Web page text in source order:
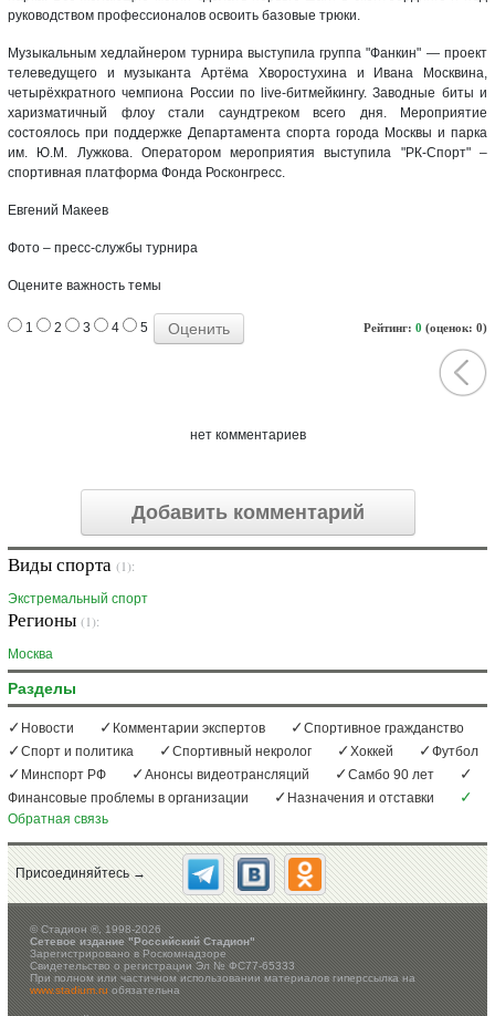
руководством профессионалов освоить базовые трюки.
Музыкальным хедлайнером турнира выступила группа "Фанкин" — проект
телеведущего и музыканта Артёма Хворостухина и Ивана Москвина,
четырёхкратного чемпиона России по live-битмейкингу. Заводные биты и
харизматичный флоу стали саундтреком всего дня. Мероприятие
состоялось при поддержке Департамента спорта города Москвы и парка
им. Ю.М. Лужкова. Оператором мероприятия выступила "РК-Спорт" –
спортивная платформа Фонда Росконгресс.
Евгений Макеев
Фото – пресс-службы турнира
Оцените важность темы
Рейтинг: 0 (оценок: 0)
1 2 3 4 5
нет комментариев
Добавить комментарий
Виды спорта (1):
Экстремальный спорт
Регионы (1):
Москва
Разделы
Новости Комментарии экспертов
Спортивное гражданство
Спорт и политика
Спортивный некролог Хоккей
Футбол
Минспорт РФ
Анонсы видеотрансляций
Самбо 90 лет
Финансовые проблемы в организации
Назначения и отставки
Обратная связь
Присоединяйтесь →
©Стадион ®, 1998-2026
Сетевое издание "Российский Стадион"
Зарегистрировано в Роскомнадзоре
Свидетельство о регистрации Эл № ФС77-65333
При полном или частичном использовании материалов гиперссылка на
www.stadium.ruобязательна